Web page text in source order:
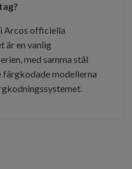
Arcos officiella
är en vanlig
med samma stål
modellerna